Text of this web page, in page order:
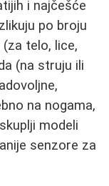
i najčešće
po broju
telo, lice,
(na struju ili
na nogama,
modeli
senzore za